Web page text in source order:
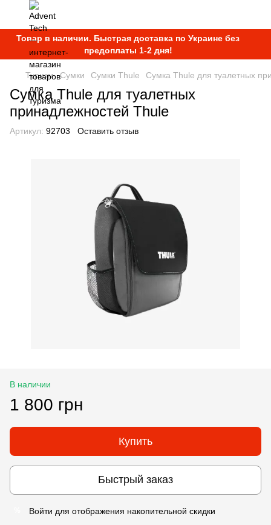
Товар в наличии. Быстрая доставка по Украине без
предоплаты 1-2 дня!
Туризм Сумки Сумки Thule Сумка Thule для туалетных
Сумка Thule для туалетных
принадлежностей Thule
Артикул: 92703 Оставить отзыв
В наличии
1 800 грн
Купить
Быстрый заказ
Войти для отображения накопительной скидки